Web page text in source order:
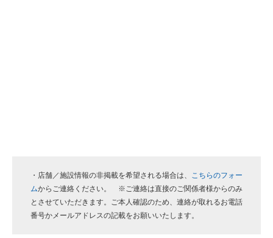
・店舗／施設情報の非掲載を希望される場合は、 こちらのフォー
ムからご連絡ください。 ※ご連絡は直接のご関係者様からのみ
とさせていただきます。ご本人確認のため、連絡が取れるお電話
番号かメールアドレスの記載をお願いいたします。